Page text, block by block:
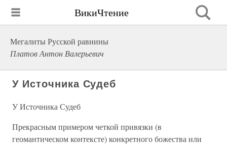
ВикиЧтение
Мегалиты Русской равнины
Платов Антон Валерьевич
У Источника Судеб
У Источника Судеб
Прекрасным примером четкой привязки (в
геомантическом контексте) конкретного божества или